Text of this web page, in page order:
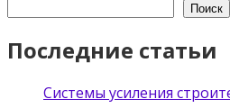
Поиск
Последние статьи
Системы усиления